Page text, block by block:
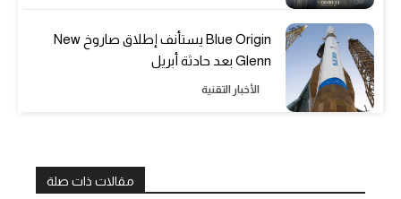
Blue Origin يستأنف إطلاق صاروخ New
Glenn بعد حادثة أبريل
الأخبار التقنية
مقالات ذات صلة